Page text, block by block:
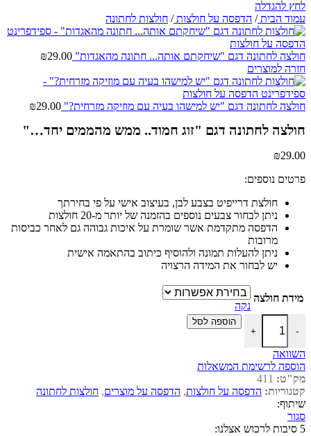
לחץ להגדלה
עמוד הבית/ הדפסה על חולצות/ חולצות לחתונה
חולצה לחתונה דגם "שיחקתם אותה... חתונה מהאגדות" ₪29.00
חזרה למוצרים
חולצה לחתונה דגם "יש למישהו בעיה עם מוזיקה מזרחית?" ₪29.00
חולצה לחתונה דגם "זוג חמוד.. ממש מהממים יחד…"
₪29.00
פרטים נוספים:
חולצת דרייפיט בצבע לבן, בעיצוב אישי על פי בחירתך
ניתן לבחור צבעים נוספים בהזמנה של יותר מ-20 חולצות
הדפסה מתקדמת אשר שומרת על איכות גבוהה גם לאחר כביסות
מרובות
ניתן להעלות תמונה ולהוסיף כיתוב בהתאמה אישית
יש לבחור את המידה הרצויה
מידת חולצה
נקה
-
כמות של חולצה לחתונה דגם "זוג חמוד.. ממש מהממים יחד..."
+
הוספה לסל
השוואה
הוספה לרשימת המשאלות
מק"ט: 411
קטגוריות: הדפסה על חולצות, הדפסה על מוצרים, חולצות לחתונה
שיתוף:
סגור
5 סיבות לרכוש אצלנו: